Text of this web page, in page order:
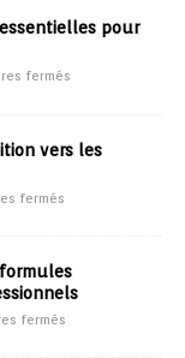
pour
fermés
vers les
fermés
fermés